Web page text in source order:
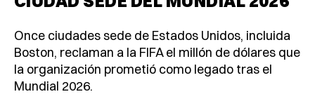
Once ciudades sede de Estados Unidos, incluida
Boston, reclaman a la FIFA el millón de dólares que
la organización prometió como legado tras el
Mundial 2026.